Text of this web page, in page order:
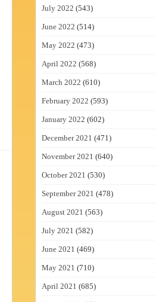
July 2022 (543)
June 2022 (514)
May 2022 (473)
April 2022 (568)
March 2022 (610)
February 2022 (593)
January 2022 (602)
December 2021 (471)
November 2021 (640)
October 2021 (530)
September 2021 (478)
August 2021 (563)
July 2021 (582)
June 2021 (469)
May 2021 (710)
April 2021 (685)